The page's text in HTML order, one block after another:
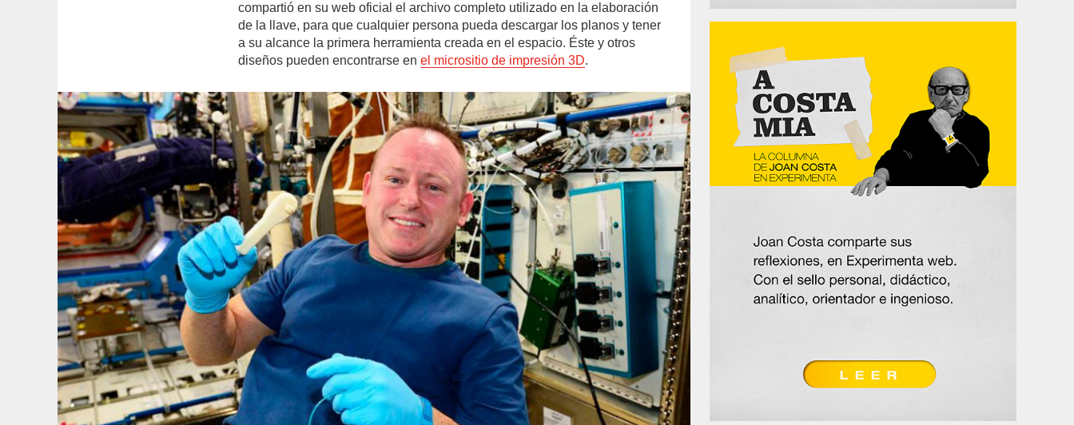
compartió en su web oficial el archivo completo utilizado en la elaboración
de la llave, para que cualquier persona pueda descargar los planos y tener
a su alcance la primera herramienta creada en el espacio. Éste y otros
diseños pueden encontrarse enel micrositio de impresión 3D.